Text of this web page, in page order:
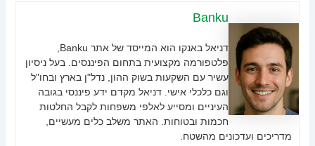
Banku
פלטפורמה מקצועית בתחום הפיננסים. בעל ניסיון
עשיר עם השקעות בשוק ההון, נדל"ן בארץ ובחו"ל
וגם כלכלי אישי. דניאל מקדם ידע פיננסי בגובה
העיניים ומסייע לאלפי משפחות לקבל החלטות
חכמות ובטוחות. האתר משלב כלים מעשיים,
מדריכים ועדכונים מהשטח.